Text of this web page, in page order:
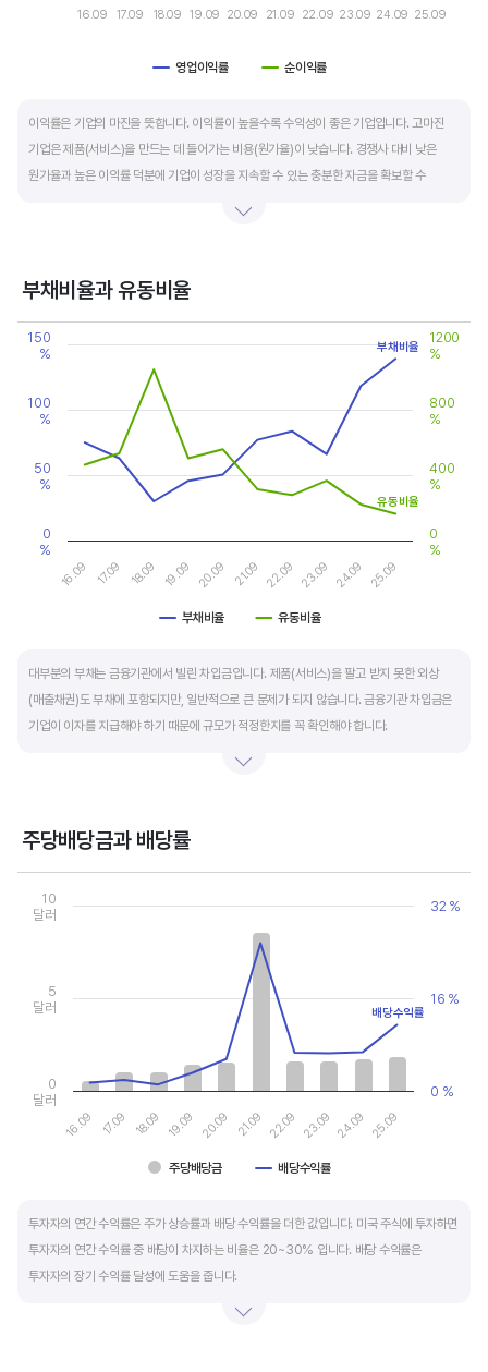
영업이익률 순이익률
16.09 17.09 18.09 19.09 20.09 21.09 22.09 23.09 24.09 25.09
이익률은 기업의 마진을 뜻합니다. 이익률이 높을수록 수익성이 좋은 기업입니다. 고마진
기업은 제품(서비스)을 만드는 데 들어가는 비용(원가율)이 낮습니다. 경쟁사 대비 낮은
원가율과 높은 이익률 덕분에 기업이 성장을 지속할 수 있는 충분한 자금을 확보할 수
높은 이익률을 올리고 있다면, 그 기업은 타사 대비 제품(서비스)의 경쟁력이 높은 것으로
부채비율과 유동비율
Chart
Line chart with 2 lines.
View as data table, Chart
The chart has 1 X axis displaying categories.
The chart has 2 Y axes displaying values, and values.
부채비율 유동비율
16.09 17.09 18.09 19.09 20.09 21.09 22.09 23.09 24.09 25.09
0
%
50
%
100
%
150
%
0
%
400
%
800
%
1200
%
부채비율
유동비율
대부분의 부채는 금융기관에서 빌린 차입금입니다. 제품(서비스)을 팔고 받지 못한 외상
(매출채권)도 부채에 포함되지만, 일반적으로 큰 문제가 되지 않습니다. 금융기관 차입금은
기업이 이자를 지급해야 하기 때문에 규모가 적정한지를 꼭 확인해야 합니다.
비교해서 보는 것이 좋습니다. 그외 이자보상배율과 현금흐름표를 함께 체크하면, 부도
주당배당금과 배당률
Chart
Combination chart with 2 data series.
View as data table, Chart
The chart has 1 X axis displaying categories.
The chart has 2 Y axes displaying values, and values.
주당배당금 배당수익률
16.09 17.09 18.09 19.09 20.09 21.09 22.09 23.09 24.09 25.09
0
달러
5
달러
10
달러
0 %
16 %
32 %
배당수익률
투자자의 연간 수익률은 주가 상승률과 배당 수익률을 더한 값입니다. 미국 주식에 투자하면
투자자의 연간 수익률 중 배당이 차지하는 비율은 20~30% 입니다. 배당 수익률은
투자자의 장기 수익률 달성에 도움을 줍니다.